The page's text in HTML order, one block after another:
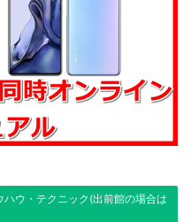
ウ・テクニック(出前館の場合は